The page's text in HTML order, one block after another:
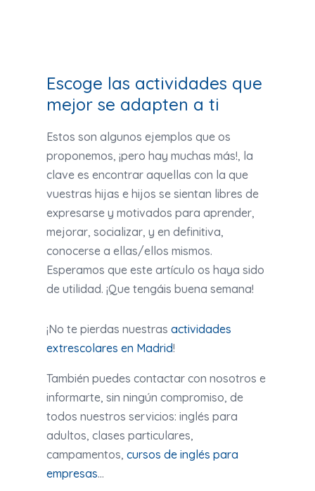
Escoge las actividades que
mejor se adapten a ti
Estos son algunos ejemplos que os
proponemos, ¡pero hay muchas más!, la
clave es encontrar aquellas con la que
vuestras hijas e hijos se sientan libres de
expresarse y motivados para aprender,
mejorar, socializar, y en definitiva,
conocerse a ellas/ellos mismos.
Esperamos que este artículo os haya sido
de utilidad. ¡Que tengáis buena semana!
¡No te pierdas nuestras actividades
extrescolares en Madrid!
También puedes contactar con nosotros e
informarte, sin ningún compromiso, de
todos nuestros servicios: inglés para
adultos, clases particulares,
campamentos, cursos de inglés para
empresas…